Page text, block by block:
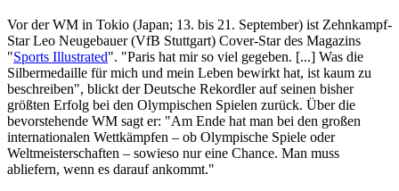
Vor der WM in Tokio (Japan; 13. bis 21. September) ist Zehnkampf-
Star Leo Neugebauer (VfB Stuttgart) Cover-Star des Magazins
"Sports Illustrated". "Paris hat mir so viel gegeben. [...] Was die
Silbermedaille für mich und mein Leben bewirkt hat, ist kaum zu
beschreiben", blickt der Deutsche Rekordler auf seinen bisher
größten Erfolg bei den Olympischen Spielen zurück. Über die
bevorstehende WM sagt er: "Am Ende hat man bei den großen
internationalen Wettkämpfen – ob Olympische Spiele oder
Weltmeisterschaften – sowieso nur eine Chance. Man muss
abliefern, wenn es darauf ankommt."